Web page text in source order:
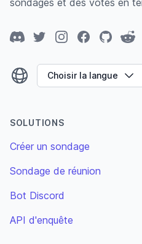
sondages et des votes en
DiscordTwitterInstagramFacebook
GitHub
Choisir la langue
SOLUTIONS
Créer un sondage
Sondage de réunion
Bot Discord
API d'enquête